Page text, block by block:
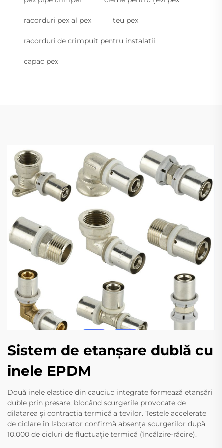
racorduri pex al pex teu pex
racorduri de crimpuit pentru instalații
capac pex
Sistem de etanșare dublă cu
inele EPDM
Două inele elastice din cauciuc integrate formează etanșări
duble prin presare, blocând scurgerile provocate de
dilatarea și contracția termică a țevilor. Testele accelerate
de ciclare în laborator confirmă absența scurgerilor după
10.000 de cicluri de fluctuație termică (încălzire-răcire).